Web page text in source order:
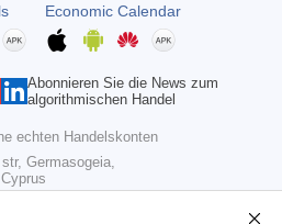
Economic Calendar
Abonnieren Sie die News zum
algorithmischen Handel
echten Handelskonten
Germasogeia,